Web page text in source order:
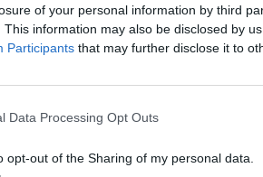
of your personal information by third
This information may also be disclosed by
Participants that may further disclose it to
Data Processing Opt Outs
opt-out of the Sharing of my personal data.
l’infrastructure
d’investissements exceptionnels
injectés dans les infrastructures,
se concentrent sur la capacité, la
l’efficacité des opérations cargo.
la rénovation complète de la piste 25L/
la construction du nouveau parking